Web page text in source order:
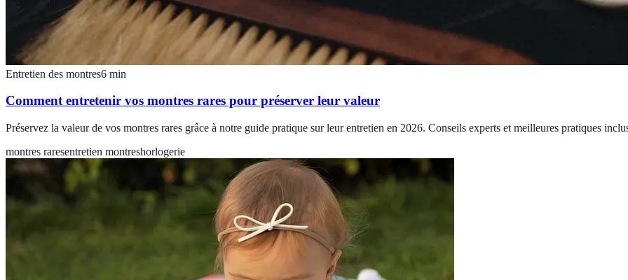
Entretien des montres6 min
Comment entretenir vos montres rares pour préserver leur valeur
Préservez la valeur de vos montres rares grâce à notre guide pratique sur leur entretien en 2026. Conseils experts et meilleures pratiques
montres raresentretien montreshorlogerie